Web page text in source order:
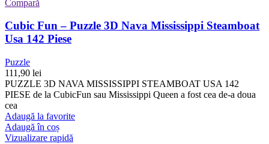
Compară
Cubic Fun – Puzzle 3D Nava Mississippi Steamboat
Usa 142 Piese
Puzzle
111,90 lei
PUZZLE 3D NAVA MISSISSIPPI STEAMBOAT USA 142
PIESE de la CubicFun sau Mississippi Queen a fost cea de-a doua
cea
Adaugă la favorite
Adaugă în coș
Vizualizare rapidă